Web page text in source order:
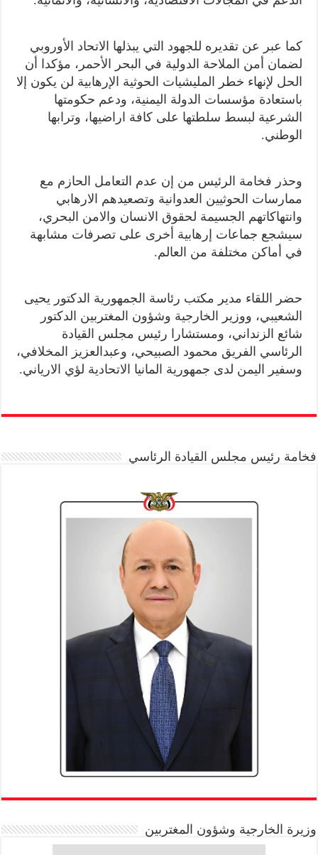
كما عبر عن تقديره للجهود التي يبذلها الاتحاد الأوروبي
لضمان أمن الملاحة الدولية في البحر الأحمر، مؤكدا أن
الحل لإنهاء خطر المليشيات الحوثية الإرهابية لن يكون إلا
باستعادة مؤسسات الدولة اليمنية، ودعم حكومتها
الشرعية لبسط سلطتها على كافة اراضيها، وترابها
الوطني.
وحذر فخامة الرئيس من إن عدم التعامل الحازم مع
ممارسات الحوثيين العدوانية وتصعيدهم الارهابي
وانتهاكاتهم الجسيمة لحقوق الانسان والامن البحري،
سيشجع جماعات إرهابية أخرى على تصرفات مشابهة
في أماكن مختلفة من العالم.
حضر اللقاء مدير مكتب رئاسة الجمهورية الدكتور يحيى
الشعيبي، ووزير الخارجية وشؤون المغتربين الدكتور
شائع الزنداني، ومستشارا رئيس مجلس القيادة
الرئاسي الفريق محمود الصبيحي، وعبدالعزيز المخلافي،
وسفير اليمن لدى جمهورية المانيا الاتحادية لؤي الارياني.
فخامة رئيس مجلس القيادة الرئاسي
وزيرة الخارجية وشؤون المغتربين